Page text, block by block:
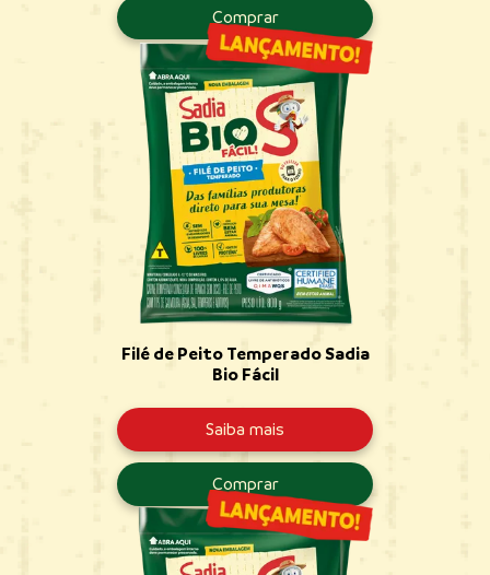
Comprar
Filé de Peito Temperado Sadia
Bio Fácil
Saiba mais
Comprar